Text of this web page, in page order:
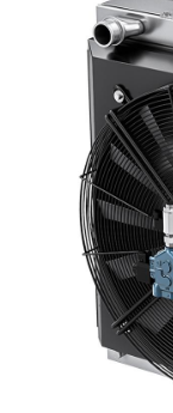
齿轮泵和马达
开路式轴向柱
Motori
径向活塞电机
专为 Bondioli
联轴器系统
液压集成回路
方向控制阀
过滤阀
线性阀